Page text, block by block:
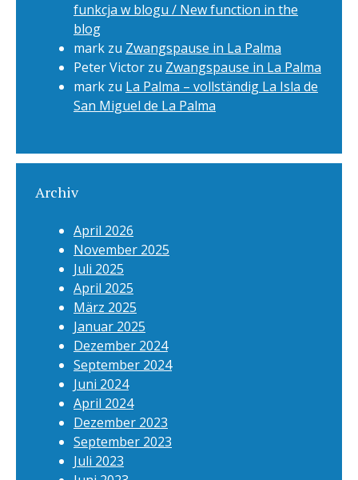
funkcja w blogu / New function in the
blog
mark zu Zwangspause in La Palma
Peter Victor zu Zwangspause in La Palma
mark zu La Palma – vollständig La Isla de
San Miguel de La Palma
Archiv
April 2026
November 2025
Juli 2025
April 2025
März 2025
Januar 2025
Dezember 2024
September 2024
Juni 2024
April 2024
Dezember 2023
September 2023
Juli 2023